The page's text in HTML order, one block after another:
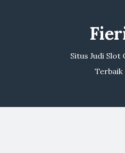
Situs Judi Slot
Terbaik